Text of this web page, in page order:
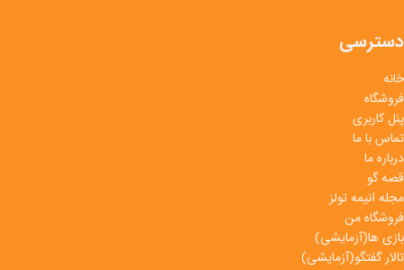
دسترسی
خانه
فروشگاه
پنل کاربری
تماس با ما
درباره ما
قصه گو
مجله انیمه تولز
فروشگاه من
بازی ها(آزمایشی)
تالار گفتگو(آزمایشی)